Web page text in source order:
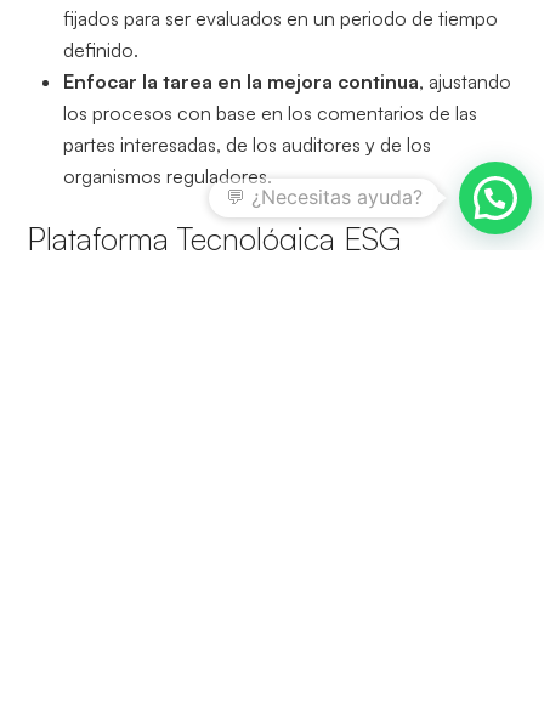
fijados para ser evaluados en un periodo de tiempo
definido.
Enfocar la tarea en la mejora continua, ajustando
los procesos con base en los comentarios de las
partes interesadas, de los auditores y de los
organismos reguladores.
Plataforma Tecnológica ESG